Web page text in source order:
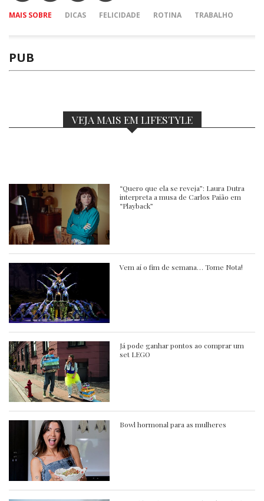
MAIS SOBRE DICAS FELICIDADE ROTINA TRABALHO
PUB
VEJA MAIS EM LIFESTYLE
“Quero que ela se reveja”: Laura Dutra
interpreta a musa de Carlos Paião em
“Playback”
Vem aí o fim de semana… Tome Nota!
Já pode ganhar pontos ao comprar um
set LEGO
Bowl hormonal para as mulheres